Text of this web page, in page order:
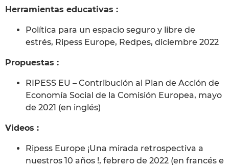
Herramientas educativas :
Política para un espacio seguro y libre de
estrés, Ripess Europe, Redpes, diciembre 2022
Propuestas :
RIPESS EU – Contribución al Plan de Acción de
Economía Social de la Comisión Europea, mayo
de 2021 (en inglés)
Videos :
Ripess Europe ¡Una mirada retrospectiva a
nuestros 10 años !, febrero de 2022 (en francés e